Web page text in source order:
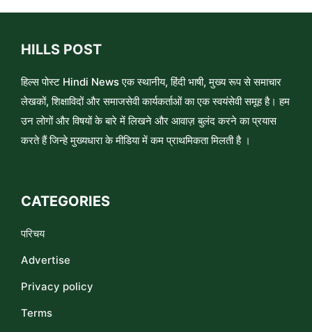
HILLS POST
हिल्स पोस्ट Hindi News एक स्थानीय, हिंदी भाषी, मुख्य रूप से समाचार
लेखकों, शिक्षाविदों और समाजसेवी कार्यकर्ताओं का एक स्वयंसेवी समूह है। हम
उन लोगों और विषयों के बारे में लिखने और आवाज़ बुलंद करने का प्रयास
करते हैं जिन्हे मुख्यधारा के मीडिया में कम प्राथमिकता मिलती है ।
CATEGORIES
परिचय
Advertise
Privacy policy
Terms